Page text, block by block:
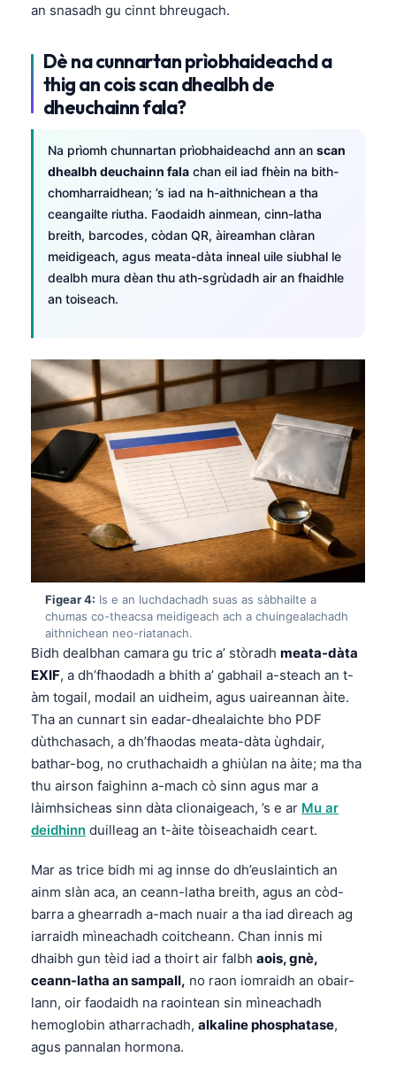
an snasadh gu cinnt bhreugach.
Dè na cunnartan prìobhaideachd a
thig an cois scan dhealbh de
dheuchainn fala?
Na prìomh chunnartan prìobhaideachd ann an scan
dhealbh deuchainn fala chan eil iad fhèin na bith-
chomharraidhean; ’s iad na h-aithnichean a tha
ceangailte riutha. Faodaidh ainmean, cinn-latha
breith, barcodes, còdan QR, àireamhan clàran
meidigeach, agus meata-dàta inneal uile siubhal le
dealbh mura dèan thu ath-sgrùdadh air an fhaidhle
an toiseach.
Figear 4: Is e an luchdachadh suas as sàbhailte a
chumas co-theacsa meidigeach ach a chuingealachadh
aithnichean neo-riatanach.
Bidh dealbhan camara gu tric a’ stòradh meata-dàta
EXIF, a dh’fhaodadh a bhith a’ gabhail a-steach an t-
àm togail, modail an uidheim, agus uaireannan àite.
Tha an cunnart sin eadar-dhealaichte bho PDF
dùthchasach, a dh’fhaodas meata-dàta ùghdair,
bathar-bog, no cruthachaidh a ghiùlan na àite; ma tha
thu airson faighinn a-mach cò sinn agus mar a
làimhsicheas sinn dàta clionaigeach, ’s e ar Mu ar
deidhinn duilleag an t-àite tòiseachaidh ceart.
Mar as trice bidh mi ag innse do dh’euslaintich an
ainm slàn aca, an ceann-latha breith, agus an còd-
barra a ghearradh a-mach nuair a tha iad dìreach ag
iarraidh mìneachadh coitcheann. Chan innis mi
dhaibh gun tèid iad a thoirt air falbh aois, gnè,
ceann-latha an sampall, no raon iomraidh an obair-
lann, oir faodaidh na raointean sin mìneachadh
hemoglobin atharrachadh, alkaline phosphatase,
agus pannalan hormona.